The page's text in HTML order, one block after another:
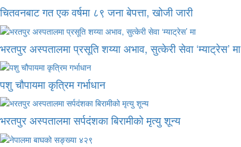
चितवनबाट गत एक वर्षमा ८९ जना बेपत्ता, खोजी जारी
भरतपुर अस्पतालमा प्रसूति शय्या अभाव, सुत्केरी सेवा ‘म्याट्रेस’ मा
पशु चौपायमा कृत्रिम गर्भाधान
भरतपुर अस्पतालमा सर्पदंशका बिरामीको मृत्यु शून्य